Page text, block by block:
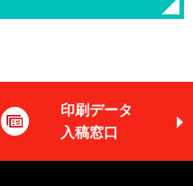
印刷データ
入稿窓口